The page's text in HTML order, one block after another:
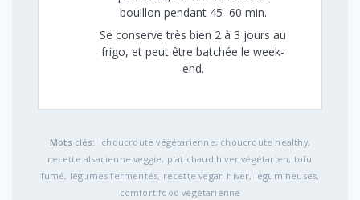
bouillon pendant 45–60 min.
Se conserve très bien 2 à 3 jours au
frigo, et peut être batchée le week-
end.
Mots clés:
choucroute végétarienne, choucroute healthy,
recette alsacienne veggie, plat chaud hiver végétarien, tofu
fumé, légumes fermentés, recette vegan hiver, légumineuses,
comfort food végétarienne